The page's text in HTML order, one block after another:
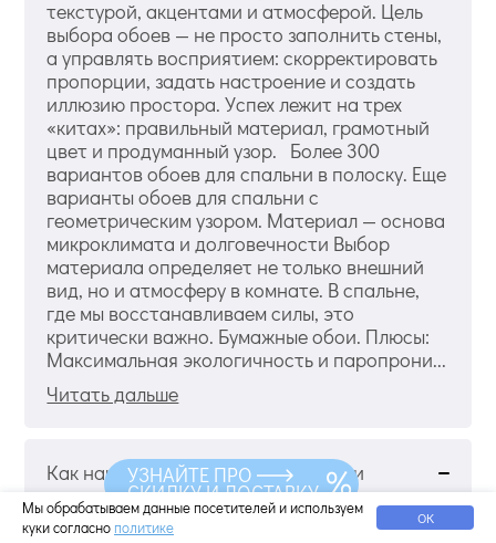
текстурой, акцентами и атмосферой. Цель
выбора обоев — не просто заполнить стены,
а управлять восприятием: скорректировать
пропорции, задать настроение и создать
иллюзию простора. Успех лежит на трех
«китах»: правильный материал, грамотный
цвет и продуманный узор. Более 300
вариантов обоев для спальни в полоску. Еще
варианты обоев для спальни с
геометрическим узором. Материал — основа
микроклимата и долговечности Выбор
материала определяет не только внешний
вид, но и атмосферу в комнате. В спальне,
где мы восстанавливаем силы, это
критически важно. Бумажные обои. Плюсы:
Максимальная экологичность и паропрони...
Читать дальше
Как наклеивать флизелиновые обои
Мы обрабатываем данные посетителей и используем
куки согласно политике ОК
УЗНАЙТЕ ПРО
СКИДКУ И ДОСТАВКУ